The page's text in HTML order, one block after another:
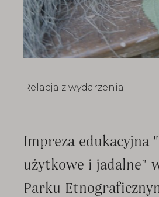
Relacja z wydarzenia
Impreza edukacyjna
użytkowe i jadalne"
Parku